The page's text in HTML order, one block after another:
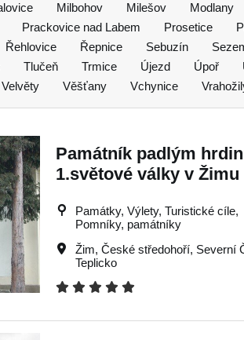
Milbohov Milešov Modlany
Prackovice nad Labem Prosetice
Řehlovice Řepnice Sebuzín
Tlučeň Trmice Újezd Úpoř
Velvěty Věšťany Vchynice
Památník padlým
1.světové války v Žimu
Památky, Výlety, Turistické cíle,
Pomníky, památníky
Žim,České středohoří, Severní
Teplicko